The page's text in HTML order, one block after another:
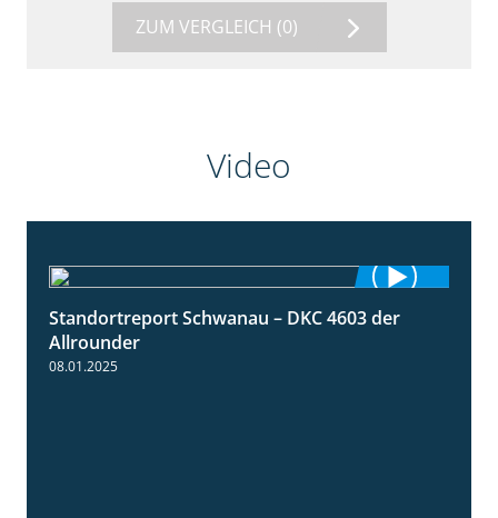
ZUM VERGLEICH (0)
Video
1:17
Standortreport Schwanau – DKC 4603 der
Allrounder
08.01.2025